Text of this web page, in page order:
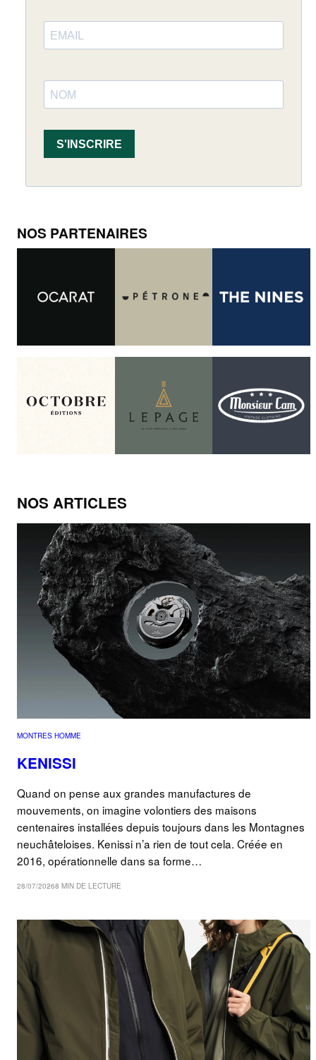
S'INSCRIRE
NOS PARTENAIRES
NOS ARTICLES
MONTRES HOMME
KENISSI
Quand on pense aux grandes manufactures de
mouvements, on imagine volontiers des maisons
centenaires installées depuis toujours dans les Montagnes
neuchâteloises. Kenissi n’a rien de tout cela. Créée en
2016, opérationnelle dans sa forme…
28/07/20268 MIN DE LECTURE